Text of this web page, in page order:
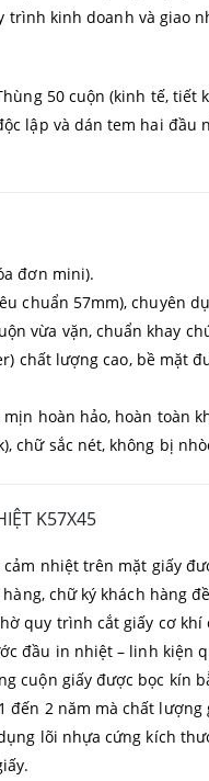
trình kinh doanh và giao
50 cuộn (kinh tế, tiết
lập và dán tem hai
đơn mini).
chuẩn 57mm), chuyên
vừa vặn, chuẩn khay
chất lượng cao, bề mặt
hoàn hảo, hoàn toàn
chữ sắc nét, không bị
K57X45
cảm nhiệt trên mặt giấy
chữ ký khách hàng
quy trình cắt giấy cơ khí
đầu in nhiệt – linh kiện
cuộn giấy được bọc kín
đến 2 năm mà chất
lõi nhựa cứng kích